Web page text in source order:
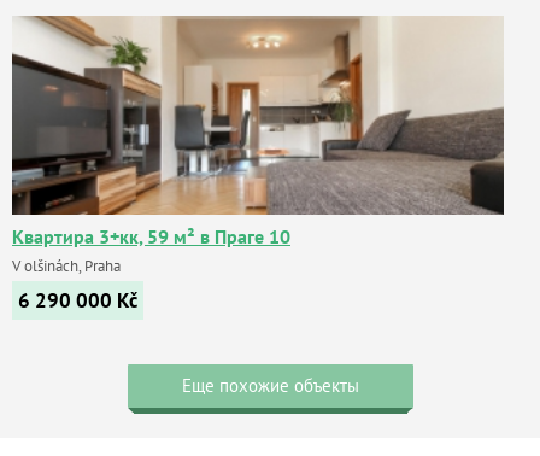
Квартира 3+кк, 59 м² в Праге 10
V olšinách, Praha
6 290 000 Kč
Еще похожие объекты